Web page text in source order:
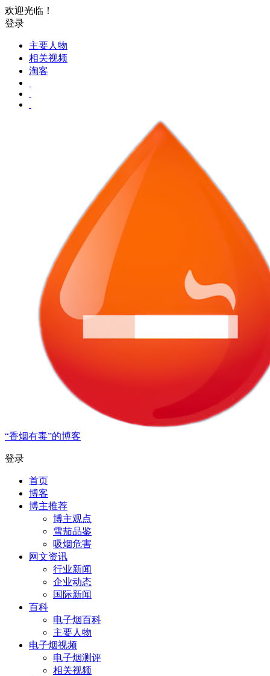
欢迎光临！
登录
主要人物
相关视频
淘客
“香烟有毒”的博客
登录
首页
博客
博主推荐
博主观点
雪茄品鉴
吸烟危害
网文资讯
行业新闻
企业动态
国际新闻
百科
电子烟百科
主要人物
电子烟视频
电子烟测评
相关视频